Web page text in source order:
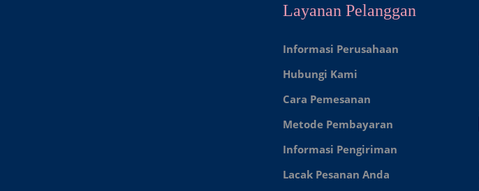
Layanan Pelanggan
Informasi Perusahaan
Hubungi Kami
Cara Pemesanan
Metode Pembayaran
Informasi Pengiriman
Lacak Pesanan Anda